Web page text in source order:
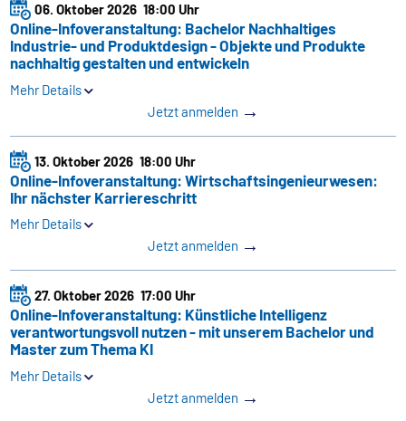
06. Oktober 2026 18:00 Uhr
Online-Infoveranstaltung: Bachelor Nachhaltiges
Industrie- und Produktdesign - Objekte und Produkte
nachhaltig gestalten und entwickeln
Mehr Details
Jetzt anmelden →
13. Oktober 2026 18:00 Uhr
Online-Infoveranstaltung: Wirtschaftsingenieurwesen:
Ihr nächster Karriereschritt
Mehr Details
Jetzt anmelden →
27. Oktober 2026 17:00 Uhr
Online-Infoveranstaltung: Künstliche Intelligenz
verantwortungsvoll nutzen - mit unserem Bachelor und
Master zum Thema KI
Mehr Details
Jetzt anmelden →